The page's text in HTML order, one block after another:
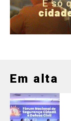
Em alta